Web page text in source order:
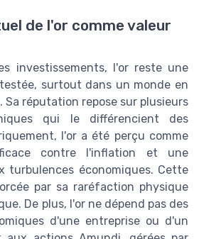
de l'or comme valeur
investissements, l'or reste une
surtout dans un monde en
réputation repose sur plusieurs
qui le différencient des
l'or a été perçu comme
contre l'inflation et une
turbulences économiques. Cette
par sa raréfaction physique
De plus, l'or ne dépend pas des
d'une entreprise ou d'un